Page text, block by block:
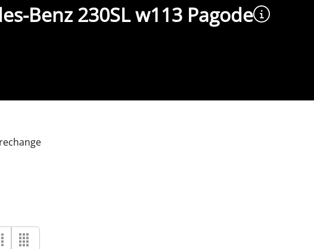
Benz 230SL w113 Pagode